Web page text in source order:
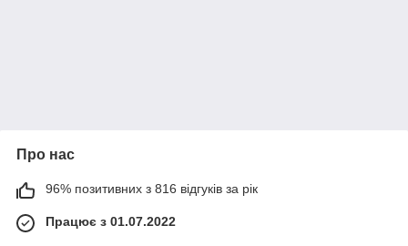
Про нас
96% позитивних з 816 відгуків за рік
Працює з 01.07.2022